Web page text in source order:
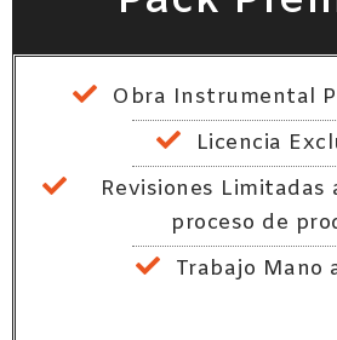
Obra Instrumental
Licencia
Revisiones
proceso de
Trabajo Mano